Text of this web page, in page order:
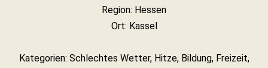
Region: Hessen
Ort: Kassel
Kategorien: Schlechtes Wetter, Hitze, Bildung, Freizeit,